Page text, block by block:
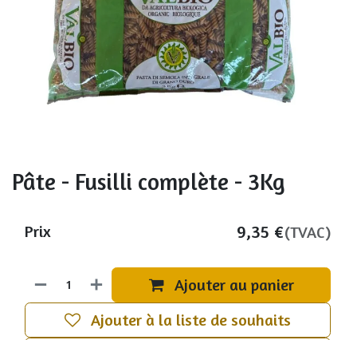
Pâte - Fusilli complète - 3Kg
Ajouter au panier
Ajouter à la liste de souhaits
Prix 9,35 €(TVAC)